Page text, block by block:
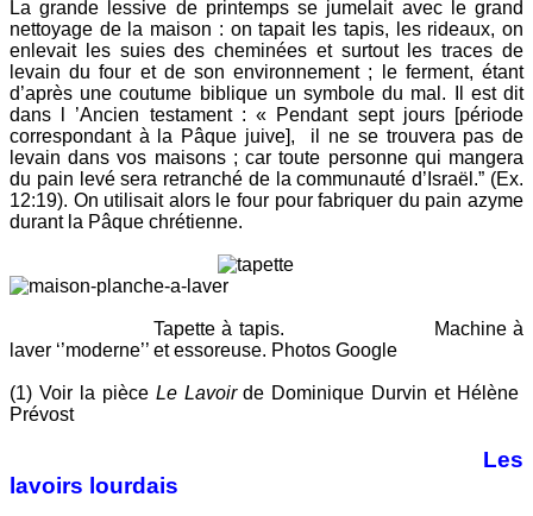
La grande lessive de printemps se jumelait avec le grand
nettoyage de la maison : on tapait les tapis, les rideaux, on
enlevait les suies des cheminées et surtout les traces de
levain du four et de son environnement ; le ferment, étant
d’après une coutume biblique un symbole du mal. Il est dit
dans l ’Ancien testament : « Pendant sept jours [période
correspondant à la Pâque juive], il ne se trouvera pas de
levain dans vos maisons ; car toute personne qui mangera
du pain levé sera retranché de la communauté d’Israël.” (Ex.
12:19). On utilisait alors le four pour fabriquer du pain azyme
durant la Pâque chrétienne.
Tapette à tapis. Machine à
laver ‘’moderne’’ et essoreuse. Photos Google
(1) Voir la pièce Le Lavoirde Dominique Durvin et Hélène
Prévost
Les
lavoirs lourdais